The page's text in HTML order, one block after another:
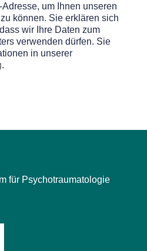
um Ihnen unseren
können. Sie erklären sich
wir Ihre Daten zum
verwenden dürfen. Sie
in unserer
.
für Psychotraumatologie